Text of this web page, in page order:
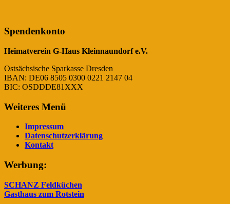
Spendenkonto
Heimatverein G-Haus Kleinnaundorf e.V.
Ostsächsische Sparkasse Dresden
IBAN: DE06 8505 0300 0221 2147 04
BIC: OSDDDE81XXX
Weiteres Menü
Impressum
Datenschutzerklärung
Kontakt
Werbung:
SCHANZ Feldküchen
Gasthaus zum Rotstein